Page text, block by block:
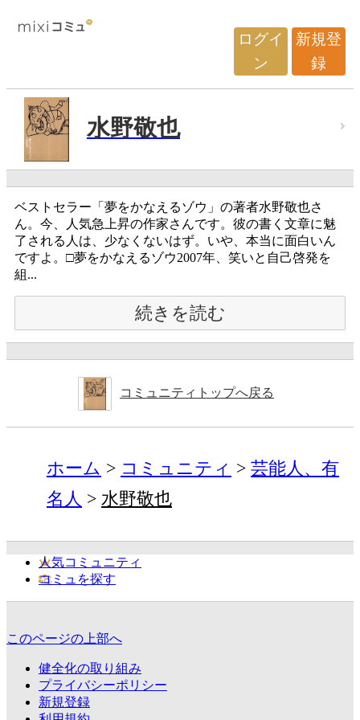
ログイ
ン
新規登
録
水野敬也
ベストセラー「夢をかなえるゾウ」の著者水野敬也さ
ん。今、人気急上昇の作家さんです。彼の書く文章に魅
了される人は、少なくないはず。いや、本当に面白いん
ですよ。□夢をかなえるゾウ2007年、笑いと自己啓発を
組...
続きを読む
コミュニティトップへ戻る
ホーム コミュニティ
芸能人、有
名人
水野敬也
人気コミュニティ
コミュを探す
このページの上部へ
健全化の取り組み
プライバシーポリシー
新規登録